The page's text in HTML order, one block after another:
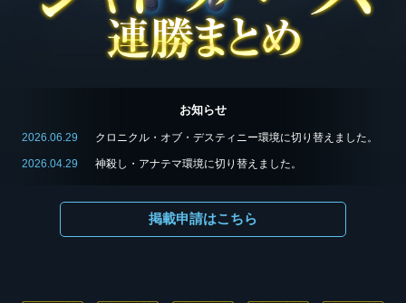
お知らせ
2026.06.29 クロニクル・オブ・デスティニー環境に切り替えました。
2026.04.29 神殺し・アナテマ環境に切り替えました。
掲載申請はこちら